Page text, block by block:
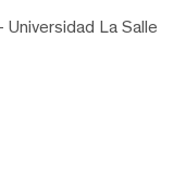
- Universidad La Salle